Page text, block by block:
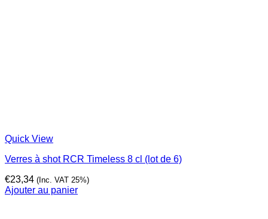
Quick View
Verres à shot RCR Timeless 8 cl (lot de 6)
€23,34 (Inc. VAT 25%)
Ajouter au panier